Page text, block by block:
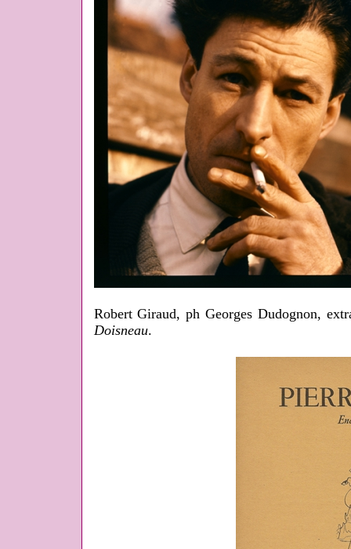
Robert Giraud, ph Georges Dudognon,
Doisneau.